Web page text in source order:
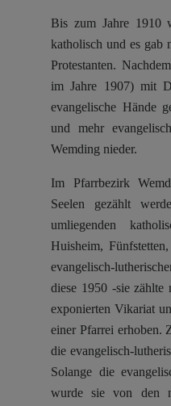
Bis zum Jahre 1910
katholisch und es gab
Protestanten.
im Jahre 1907) mit
evangelische Hände
und mehr
Wemding nieder.
Im Pfarrbezirk
Seelen gezählt
umliegenden
Huisheim,
evangelisch-
diese 1950 -sie zählte
exponierten Vikariat
einer Pfarrei erhoben.
die evangelisch-
Solange die
wurde sie von den